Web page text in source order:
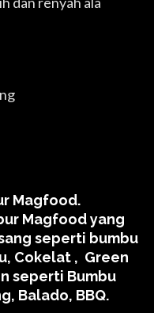
Magfood.
Magfood yang
seperti bumbu
Cokelat , Green
seperti Bumbu
Balado, BBQ.